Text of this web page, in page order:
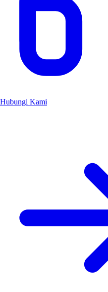
Hubungi Kami